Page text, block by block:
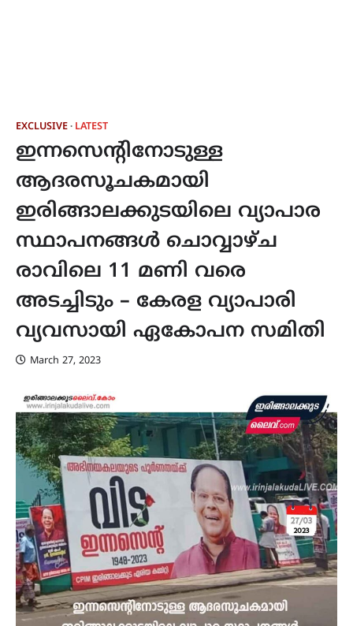
EXCLUSIVE LATEST
ഇന്നസെന്റിനോടുള്ള
ആദരസൂചകമായി
ഇരിങ്ങാലക്കുടയിലെ വ്യാപാര
സ്ഥാപനങ്ങൾ ചൊവ്വാഴ്ച
രാവിലെ 11 മണി വരെ
അടച്ചിടും – കേരള വ്യാപാരി
വ്യവസായി ഏകോപന സമിതി
March 27, 2023